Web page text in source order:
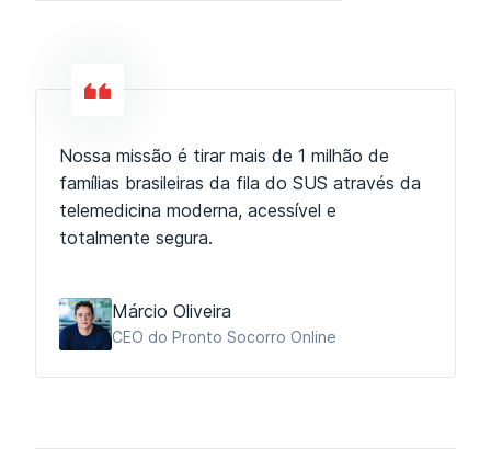
Nossa missão é tirar mais de 1 milhão de
famílias brasileiras da fila do SUS através da
telemedicina moderna, acessível e
totalmente segura.
Márcio Oliveira
CEO do Pronto Socorro Online